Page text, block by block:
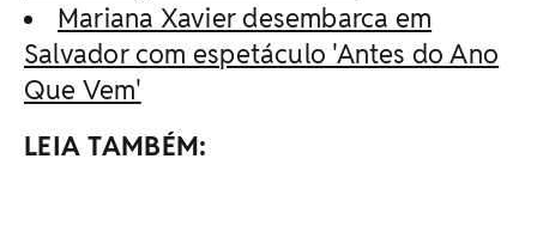
Mariana Xavier desembarca em
Salvador com espetáculo 'Antes do Ano
Que Vem'
LEIA TAMBÉM: